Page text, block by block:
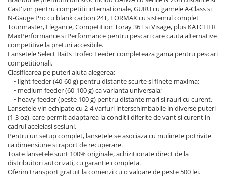
Cast'izm pentru competitii internationale, GURU cu gamele A-Class si
N-Gauge Pro cu blank carbon 24T, FORMAX cu sistemul complet
Tourmaster, Elegance, Competition Toray 36T si Visage, plus KATCHER
MaxPerformance si Performance pentru pescari care cauta alternative
competitive la preturi accesibile.
Lansetele Select Baits Trofeo Feeder completeaza gama pentru pescari
competitionali.
Clasificarea pe puteri ajuta alegerea:
• light feeder (40-60 g) pentru distante scurte si finete maxima;
• medium feeder (60-100 g) ca varianta universala;
• heavy feeder (peste 100 g) pentru distante mari si rauri cu curent.
Lansetele vin echipate cu 2-4 varfuri interschimbabile in diverse puteri
(1-3 oz), care permit adaptarea la conditii diferite de vant si curent in
cadrul aceleiasi sesiuni.
Pentru un setup complet, lansetele se asociaza cu mulinete potrivite
ca dimensiune si raport de recuperare.
Toate lansetele sunt 100% originale, achizitionate direct de la
distribuitori autorizati, cu garantie completa.
Oferim transport gratuit la comenzi cu o valoare de peste 500 lei.